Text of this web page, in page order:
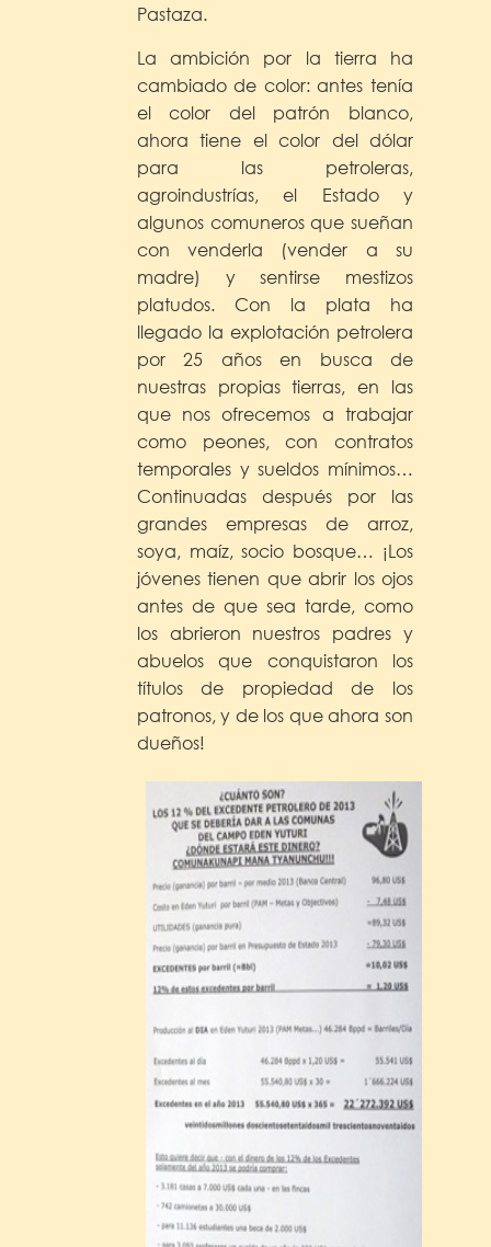
Pastaza.
La ambición por la tierra ha
cambiado de color: antes tenía
el color del patrón blanco,
ahora tiene el color del dólar
para las petroleras,
agroindustrías, el Estado y
algunos comuneros que sueñan
con venderla (vender a su
madre) y sentirse mestizos
platudos. Con la plata ha
llegado la explotación petrolera
por 25 años en busca de
nuestras propias tierras, en las
que nos ofrecemos a trabajar
como peones, con contratos
temporales y sueldos mínimos…
Continuadas después por las
grandes empresas de arroz,
soya, maíz, socio bosque… ¡Los
jóvenes tienen que abrir los ojos
antes de que sea tarde, como
los abrieron nuestros padres y
abuelos que conquistaron los
títulos de propiedad de los
patronos, y de los que ahora son
dueños!